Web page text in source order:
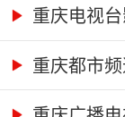
重庆电视
重庆都市